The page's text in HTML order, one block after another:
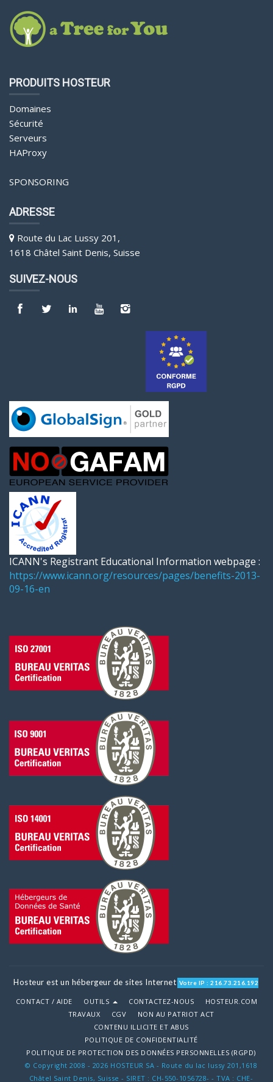
PRODUITS HOSTEUR
Domaines
Sécurité
Serveurs
HAProxy
SPONSORING
ADRESSE
Route du Lac Lussy 201,
1618 Châtel Saint Denis, Suisse
SUIVEZ-NOUS
ICANN's Registrant Educational Information webpage :
https://www.icann.org/resources/pages/benefits-2013-
09-16-en
Hosteur est un hébergeur de sites Internet Votre IP : 216.73.216.192
CONTACT / AIDE OUTILS CONTACTEZ-NOUS
HOSTEUR.COM
TRAVAUX
CGV
NON AU PATRIOT ACT
CONTENU ILLICITE ET ABUS
POLITIQUE DE CONFIDENTIALITÉ
POLITIQUE DE PROTECTION DES DONNÉES PERSONNELLES (RGPD)
© Copyright 2008 - 2026 HOSTEUR SA - Route du lac lussy 201,1618
Châtel Saint Denis, Suisse - SIRET : CH-550-1056728- - TVA : CHE-